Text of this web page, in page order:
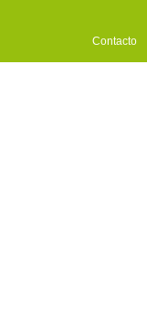
Contacto